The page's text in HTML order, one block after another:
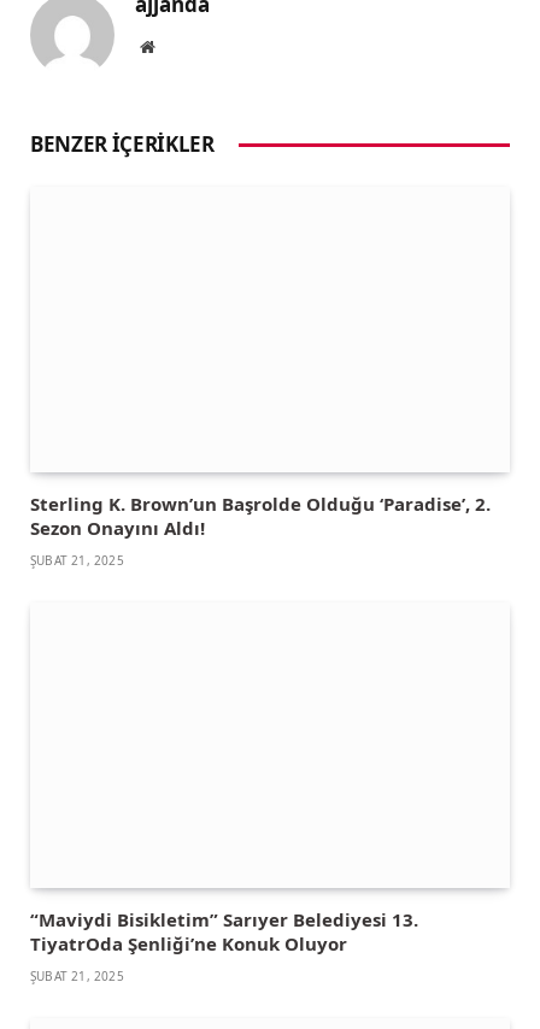
Website
BENZER İÇERIKLER
Sterling K. Brown’un Başrolde Olduğu ‘Paradise’, 2.
Sezon Onayını Aldı!
ŞUBAT 21, 2025
“Maviydi Bisikletim” Sarıyer Belediyesi 13.
TiyatrOda Şenliği’ne Konuk Oluyor
ŞUBAT 21, 2025